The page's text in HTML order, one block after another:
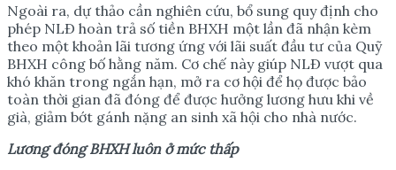
Ngoài ra, dự thảo cần nghiên cứu, bổ sung quy định cho
phép NLÐ hoàn trả số tiền BHXH một lần đã nhận kèm
theo một khoản lãi tương ứng với lãi suất đầu tư của Quỹ
BHXH công bố hằng năm. Cơ chế này giúp NLÐ vượt qua
khó khăn trong ngắn hạn, mở ra cơ hội để họ được bảo
toàn thời gian đã đóng để được hưởng lương hưu khi về
già, giảm bớt gánh nặng an sinh xã hội cho nhà nước.
Lương đóng BHXH luôn ởmức thấp